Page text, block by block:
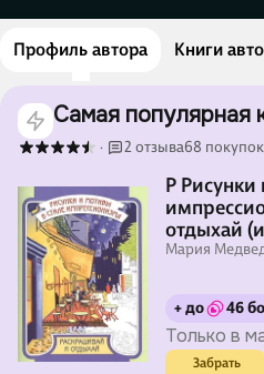
Профиль автора Книги
Самая популярная
· 2 отзыва68 покупок
Р
отдыхай
Мария
+ до 46
Только в
Забрать